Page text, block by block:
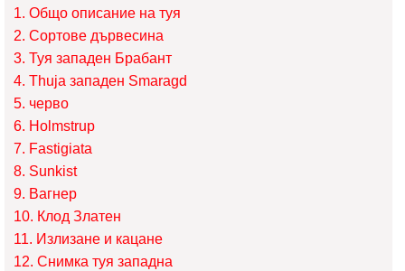
Общо описание на туя
Сортове дървесина
Туя западен Брабант
Thuja западен Smaragd
черво
Holmstrup
Fastigiata
Sunkist
Вагнер
Клод Златен
Излизане и кацане
Снимка туя западна